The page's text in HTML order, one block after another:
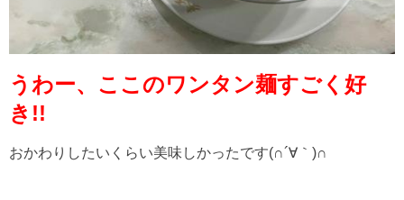
うわー、ここのワンタン麺すごく好
き!!
おかわりしたいくらい美味しかったです(∩´∀｀)∩